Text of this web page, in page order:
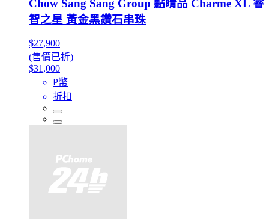
Chow Sang Sang Group 點睛品 Charme XL 睿
智之星 黃金黑鑽石串珠
$27,900
(售價已折)
$31,000
P幣
折扣